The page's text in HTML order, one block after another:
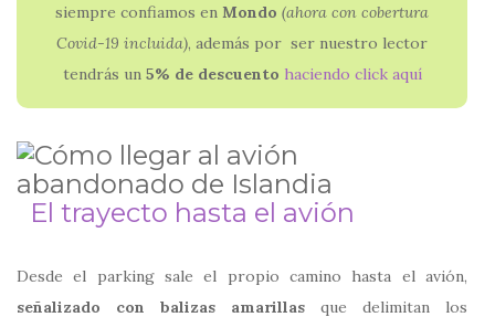
siempre confiamos en Mondo (ahora con cobertura
Covid-19 incluida), además por ser nuestro lector
tendrás un 5% de descuento haciendo click aquí
El trayecto hasta el avión
Desde el parking sale el propio camino hasta el avión,
señalizado con balizas amarillas que delimitan los